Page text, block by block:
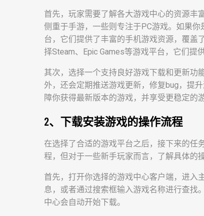
首先，玩家需要了解各大游戏中心的资源丰
侧重于手游，一些则专注于PC游戏。如果
台，它们提供了丰富的手机游戏资源，覆盖
择Steam、Epic Games等游戏平台，它们提
其次，选择一个支持良好游戏下载和更新功
外，还会定期推送游戏更新，修复bug，提
障你获得最新版本的游戏，并享受更稳定的
2、下载安装游戏的操作流程
在选择了合适的游戏平台之后，接下来的任
程，但对于一些新手玩家而言，了解具体的
首先，打开你选择的游戏中心客户端，进入
息，或者通过搜索框输入游戏名称进行查找
中心会自动开始下载。